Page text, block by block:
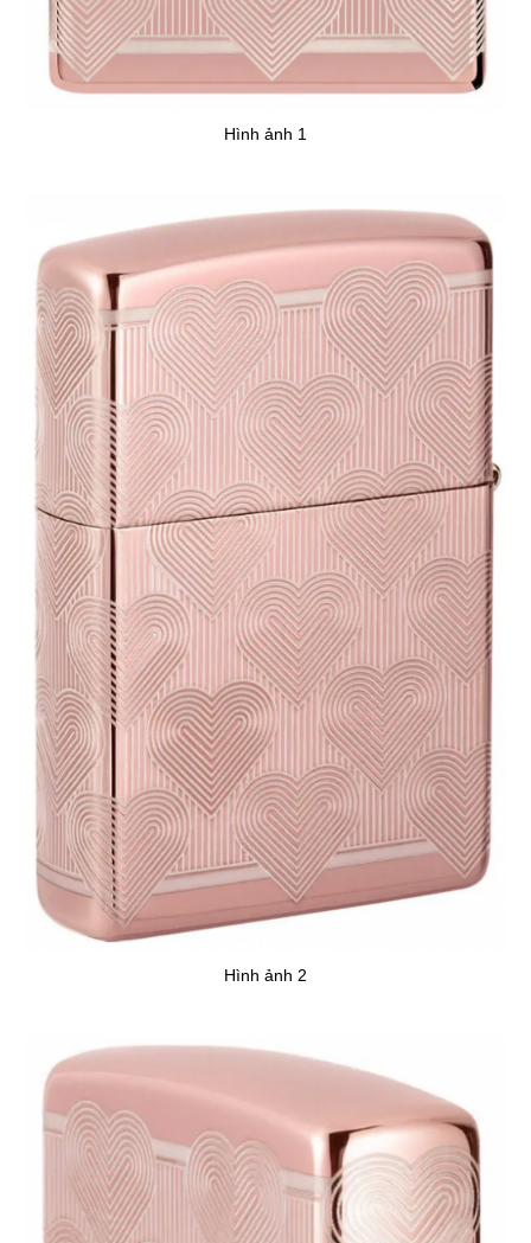
Hình ảnh 1
Hình ảnh 2